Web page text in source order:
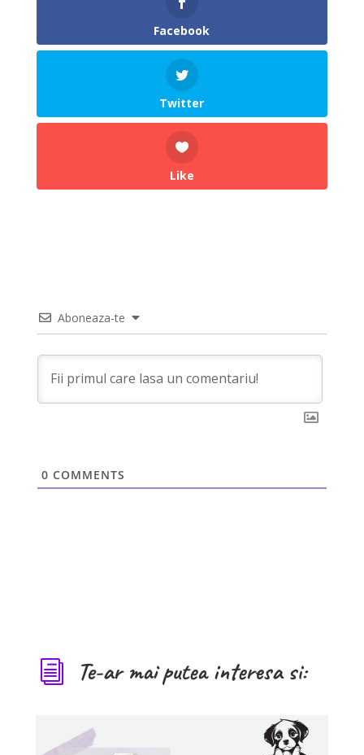
Facebook
Twitter
Like
Aboneaza-te
0 COMMENTS
i Te-ar mai putea interesa si: